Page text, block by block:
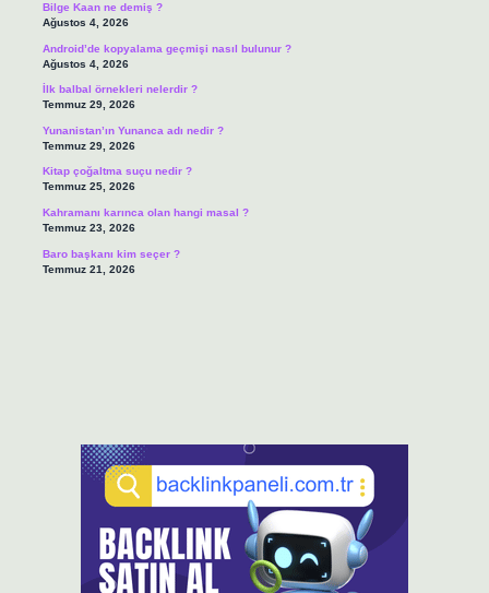
Bilge Kaan ne demiş ?
Ağustos 4, 2026
Android’de kopyalama geçmişi nasıl bulunur ?
Ağustos 4, 2026
İlk balbal örnekleri nelerdir ?
Temmuz 29, 2026
Yunanistan’ın Yunanca adı nedir ?
Temmuz 29, 2026
Kitap çoğaltma suçu nedir ?
Temmuz 25, 2026
Kahramanı karınca olan hangi masal ?
Temmuz 23, 2026
Baro başkanı kim seçer ?
Temmuz 21, 2026